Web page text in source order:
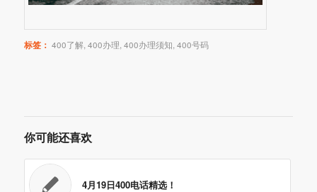
标签： 400了解, 400办理 400办理须知 400号码
你可能还喜欢
4月19日400电话精选！